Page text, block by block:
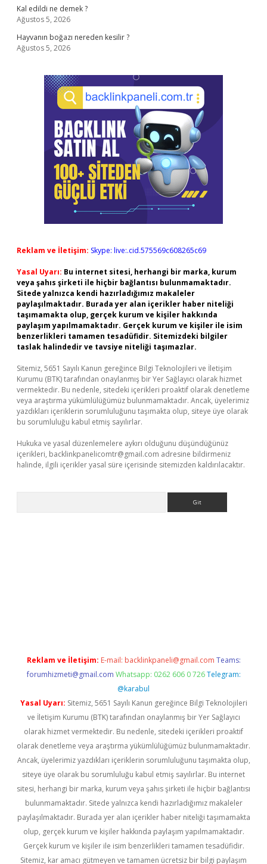
Kal edildi ne demek ?
Ağustos 5, 2026
Hayvanın boğazı nereden kesilir ?
Ağustos 5, 2026
Reklam ve İletişim: Skype: live:.cid.575569c608265c69
Yasal Uyarı: Bu internet sitesi, herhangi bir marka, kurum
veya şahıs şirketi ile hiçbir bağlantısı bulunmamaktadır.
Sitede yalnızca kendi hazırladığımız makaleler
paylaşılmaktadır. Burada yer alan içerikler haber niteliği
taşımamakta olup, gerçek kurum ve kişiler hakkında
paylaşım yapılmamaktadır. Gerçek kurum ve kişiler ile isim
benzerlikleri tamamen tesadüfidir. Sitemizdeki bilgiler
taslak halindedir ve tavsiye niteliği taşımazlar.
Sitemiz, 5651 Sayılı Kanun gereğince Bilgi Teknolojileri ve İletişim
Kurumu (BTK) tarafından onaylanmış bir Yer Sağlayıcı olarak hizmet
vermektedir. Bu nedenle, sitedeki içerikleri proaktif olarak denetleme
veya araştırma yükümlülüğümüz bulunmamaktadır. Ancak, üyelerimiz
yazdıkları içeriklerin sorumluluğunu taşımakta olup, siteye üye olarak
bu sorumluluğu kabul etmiş sayılırlar.
Hukuka ve yasal düzenlemelere aykırı olduğunu düşündüğünüz
içerikleri, backlinkpanelicomtr@gmail.com adresine bildirmeniz
halinde, ilgili içerikler yasal süre içerisinde sitemizden kaldırılacaktır.
Reklam ve İletişim: E-mail: backlinkpaneli@gmail.com Teams:
forumhizmeti@gmail.com Whatsapp: 0262 606 0 726 Telegram:
@karabul
Yasal Uyarı: Sitemiz, 5651 Sayılı Kanun gereğince Bilgi Teknolojileri
ve İletişim Kurumu (BTK) tarafından onaylanmış bir Yer Sağlayıcı
olarak hizmet vermektedir. Bu nedenle, sitedeki içerikleri proaktif
olarak denetleme veya araştırma yükümlülüğümüz bulunmamaktadır.
Ancak, üyelerimiz yazdıkları içeriklerin sorumluluğunu taşımakta olup,
siteye üye olarak bu sorumluluğu kabul etmiş sayılırlar. Bu internet
sitesi, herhangi bir marka, kurum veya şahıs şirketi ile hiçbir bağlantısı
bulunmamaktadır. Sitede yalnızca kendi hazırladığımız makaleler
paylaşılmaktadır. Burada yer alan içerikler haber niteliği taşımamakta
olup, gerçek kurum ve kişiler hakkında paylaşım yapılmamaktadır.
Gerçek kurum ve kişiler ile isim benzerlikleri tamamen tesadüfidir.
Sitemiz, kar amacı gütmeyen ve tamamen ücretsiz bir bilgi paylaşım